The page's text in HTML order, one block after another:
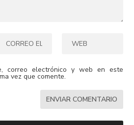
correo electrónico y web en este
vez que comente.